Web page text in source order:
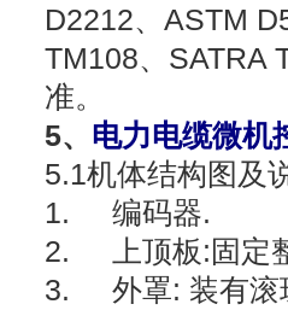
D2212、ASTM
TM108、SATRA
准。
5、 电力电缆微机
5.1机体结构图及
1. 编码器.
2. 上顶板:固定
3. 外罩: 装有滚